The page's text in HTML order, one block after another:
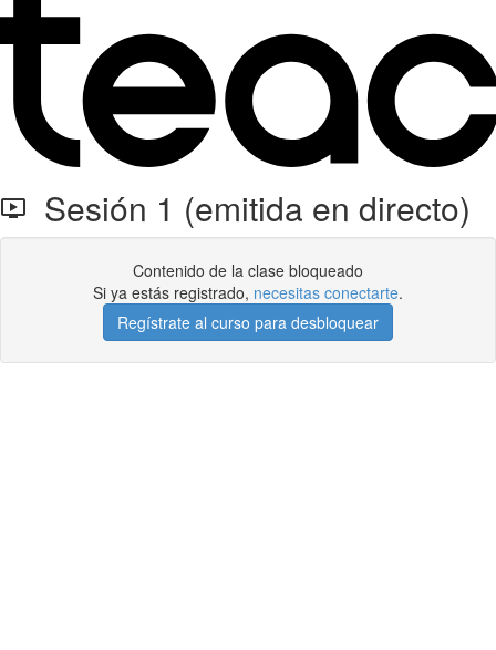
Sesión 1 (emitida en directo)
Contenido de la clase bloqueado
Si ya estás registrado, necesitas conectarte.
Regístrate al curso para desbloquear